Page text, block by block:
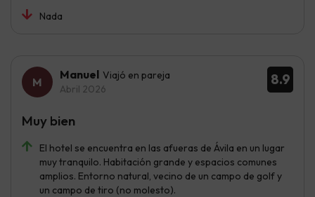
Nada
8.9
Manuel Viajó en pareja
Abril 2026
El hotel se encuentra en las afueras de Ávila en un lugar
muy tranquilo. Habitación grande y espacios comunes
amplios. Entorno natural, vecino de un campo de golf y
un campo de tiro (no molesto).
Muy bien